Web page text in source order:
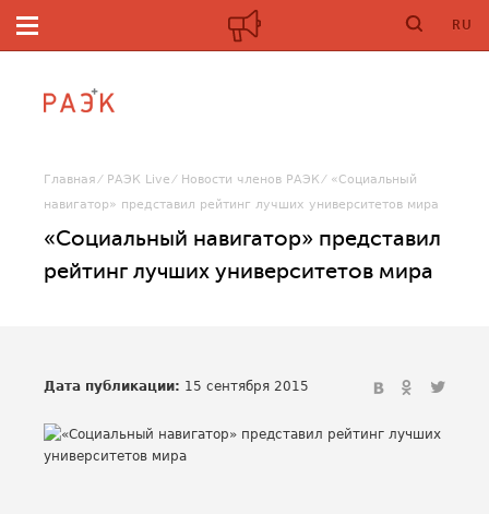
RU
Главная РАЭК Live Новости членов РАЭК
«Социальный
навигатор» представил рейтинг лучших университетов мира
«Социальный навигатор» представил
рейтинг лучших университетов мира
Дата публикации: 15 сентября 2015